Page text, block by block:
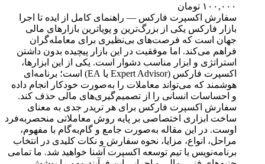
۱۰۰,۰۰۰ تومان
سفارش اکسپرت فارکس — راهنمای کامل از ایده تا اجرا
بازار فارکس یکی از بزرگ‌ترین و پویاترین بازارهای مالی
جهان است که فرصت‌های بی‌نظیری برای معامله‌گران
فراهم می‌کند. اما موفقیت در این بازار پیچیده بدون داشتن
استراتژی و ابزار مناسب دشوار است. یکی از این ابزارها،
اکسپرت فارکس (Expert Advisor یا EA) است؛ برنامه‌ای
هوشمند که می‌تواند معاملات را به‌صورت خودکار انجام داده
و احساسات انسانی را از تصمیم‌گیری‌های مالی حذف کند.
سفارش اکسپرت فارکس برای هر تریدر جدی به معنای
ساخت ابزاری اختصاصی بر پایه روش معاملاتی منحصربه‌فرد
اوست. در این مقاله به‌صورت جامع و گام‌به‌گام با مفهوم،
مراحل، انواع، مزایا، نحوه سفارش و نکات کلیدی در انتخاب
برنامه‌نویس یا تیم توسعه اکسپرت آشنا خواهید شد. ما تمامی